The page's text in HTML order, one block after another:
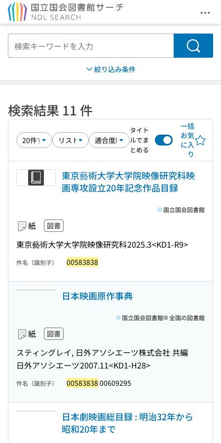
メ
検索
絞り込み条件
検索結果 11 件
タイト
ルでま
とめる
一括
お気
に入
り
東京藝術大学大学院映像研究科映
画専攻設立20年記念作品目録
紙 図書
東京藝術大学大学院映像研究科2025.3<KD1-R9>
国立国会図書館
件名（識別子） 00583838
日本映画原作事典
紙 図書
スティングレイ, 日外アソシエーツ株式会社 共編
日外アソシエーツ2007.11<KD1-H28>
国立国会図書館 全国の図書館
件名（識別子） 00583838 00609295
日本劇映画総目録 : 明治32年から
昭和20年まで